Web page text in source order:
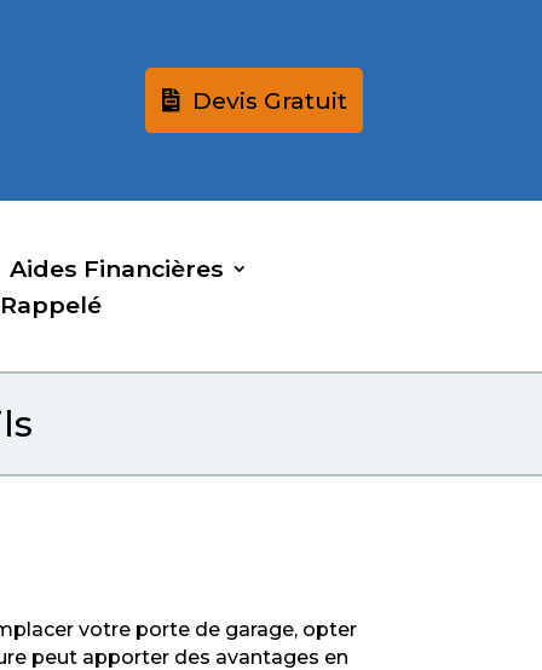
Devis Gratuit
Aides Financières
votre porte de garage, opter
peut apporter des avantages en